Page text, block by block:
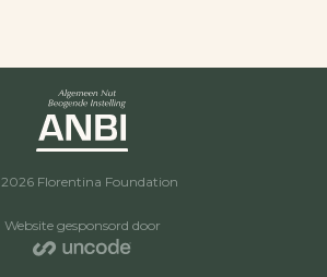
2026 Florentina Foundation
Website gesponsord door